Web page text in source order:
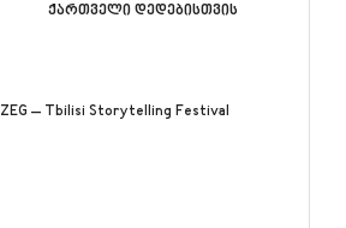
ქართველი დედებისთვის
ZEG – Tbilisi Storytelling Festival